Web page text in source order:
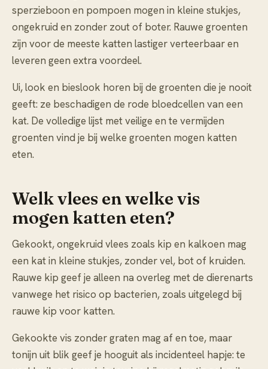
sperzieboon en pompoen mogen in kleine stukjes,
ongekruid en zonder zout of boter. Rauwe groenten
zijn voor de meeste katten lastiger verteerbaar en
leveren geen extra voordeel.
Ui, look en bieslook horen bij de groenten die je nooit
geeft: ze beschadigen de rode bloedcellen van een
kat. De volledige lijst met veilige en te vermijden
groenten vind je bij welke groenten mogen katten
eten.
Welk vlees en welke vis
mogen katten eten?
Gekookt, ongekruid vlees zoals kip en kalkoen mag
een kat in kleine stukjes, zonder vel, bot of kruiden.
Rauwe kip geef je alleen na overleg met de dierenarts
vanwege het risico op bacterien, zoals uitgelegd bij
rauwe kip voor katten.
Gekookte vis zonder graten mag af en toe, maar
tonijn uit blik geef je hooguit als incidenteel hapje: te